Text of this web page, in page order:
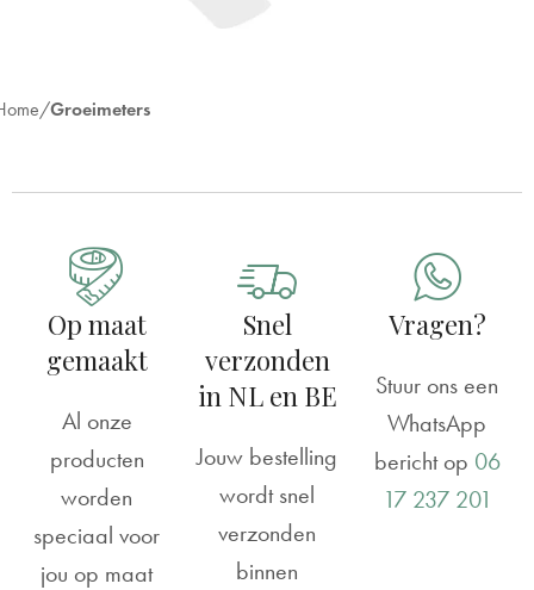
Groeimeters
Op maat
gemaakt
Al onze
producten
worden
speciaal voor
jou op maat
Snel
verzonden
in NL en BE
Jouw bestelling
wordt snel
verzonden
binnen
Vragen?
Stuur ons een
WhatsApp
bericht op 06
17 237 201